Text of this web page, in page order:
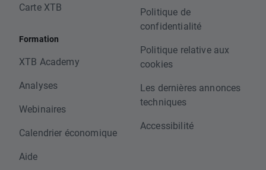
Carte XTB
Formation
XTB Academy
Analyses
Webinaires
Calendrier économique
Aide
Politique de
confidentialité
Politique relative aux
cookies
Les dernières annonces
techniques
Accessibilité